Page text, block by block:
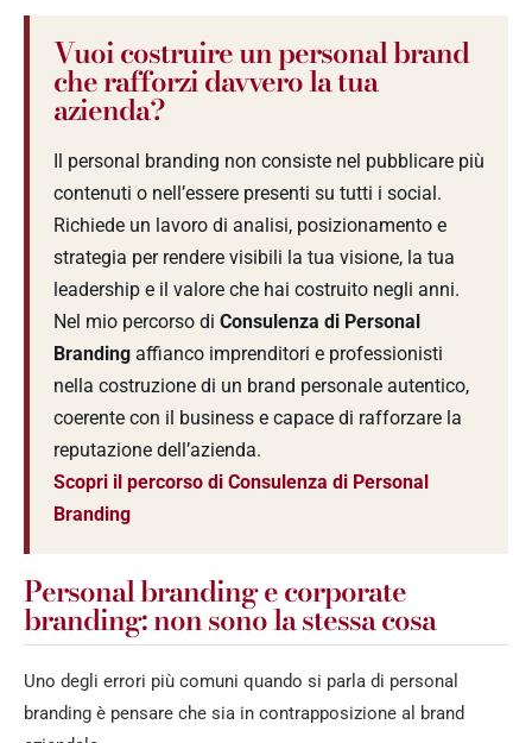
Vuoi costruire un personal brand
che rafforzi davvero la tua
azienda?
Il personal branding non consiste nel pubblicare più
contenuti o nell’essere presenti su tutti i social.
Richiede un lavoro di analisi, posizionamento e
strategia per rendere visibili la tua visione, la tua
leadership e il valore che hai costruito negli anni.
Nel mio percorso di Consulenza di Personal
Branding affianco imprenditori e professionisti
nella costruzione di un brand personale autentico,
coerente con il business e capace di rafforzare la
reputazione dell’azienda.
Scopri il percorso di Consulenza di Personal
Branding
Personal branding e corporate
branding: non sono la stessa cosa
Uno degli errori più comuni quando si parla di personal
branding è pensare che sia in contrapposizione al brand